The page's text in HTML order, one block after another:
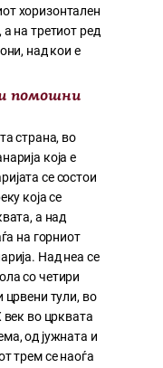
хоризонтален
на третиот ред
над кои е
помошни
страна, во
која е
се состои
која се
а над
на горниот
Над неа се
со четири
црвени тули, во
век во црквата
од јужната и
трем се наоѓа